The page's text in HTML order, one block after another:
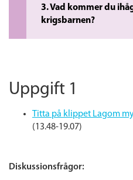
3. Vad kommer du
krigsbarnen?
Uppgift 1
Titta på klippet Lagom
(13.48-19.07)
Diskussionsfrågor: